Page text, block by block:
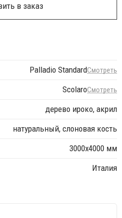
в заказ
Palladio StandardСмотреть
ScolaroСмотреть
дерево ироко, акрил
натуральный, слоновая кость
3000х4000 мм
Италия